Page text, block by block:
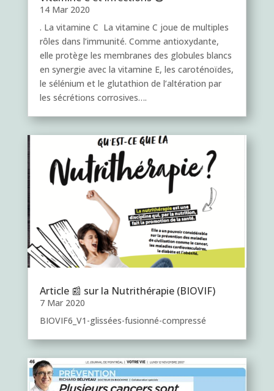
14 Mar 2020
. La vitamine C La vitamine C joue de multiples
rôles dans l’immunité. Comme antioxydante,
elle protège les membranes des globules blancs
en synergie avec la vitamine E, les caroténoïdes,
le sélénium et le glutathion de l’altération par
les sécrétions corrosives….
Article 📰 sur la Nutrithérapie (BIOVIF)
7 Mar 2020
BIOVIF6_V1-glissées-fusionné-compressé